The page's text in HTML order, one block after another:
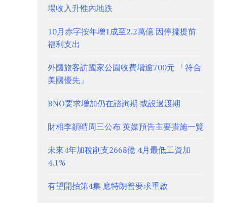
場收入升惟內地跌
10月赤字按年增1成至2.2萬億 因停擺提前
福利支出
外國旅客訪國家公園收費增逾700元 「符合
美國優先」
BNO要求增加仍在諮詢期 或設過渡期
財相李韻晴周三公布 英媒預告主要措施一覽
未來4年加稅削支2668億 4月最低工資加
4.1%
有望開拍第4集 應特朗普要求重啟